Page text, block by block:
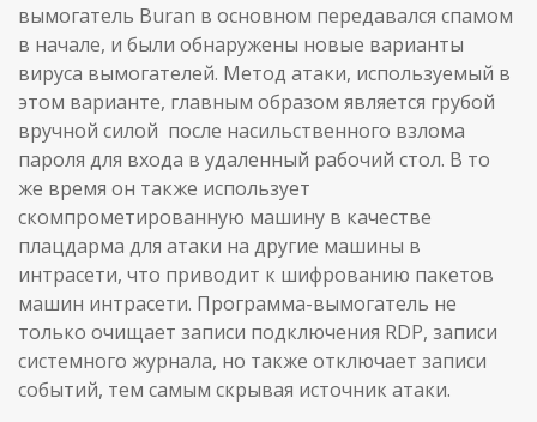
вымогатель Buran в основном передавался спамом
в начале, и были обнаружены новые варианты
вируса вымогателей. Метод атаки, используемый в
этом варианте, главным образом является грубой
вручной силой после насильственного взлома
пароля для входа в удаленный рабочий стол. В то
же время он также использует
скомпрометированную машину в качестве
плацдарма для атаки на другие машины в
интрасети, что приводит к шифрованию пакетов
машин интрасети. Программа-вымогатель не
только очищает записи подключения RDP, записи
системного журнала, но также отключает записи
событий, тем самым скрывая источник атаки.